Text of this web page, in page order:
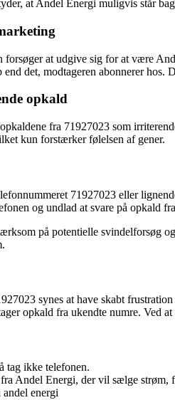
at Andel Energi muligvis står
forsøger at udgive sig for at være
end det, modtageren abonnerer
opkald
fra 71927023 som
kun forstærker følelsen af gener.
71927023 eller
og undlad at svare på opkald
på potentielle svindelforsøg
synes at have skabt
opkald fra ukendte numre. Ved
tag ikke telefonen.
Andel Energi, der vil sælge strøm,
energi